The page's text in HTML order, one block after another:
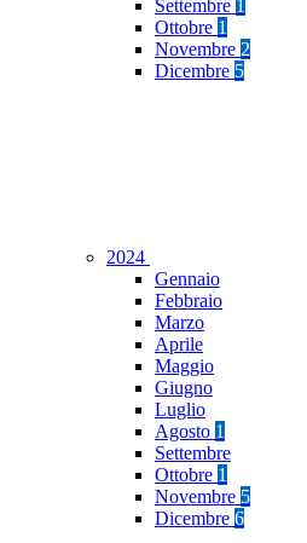
Settembre 1
Ottobre 1
Novembre 2
Dicembre 5
2024
Gennaio
Febbraio
Marzo
Aprile
Maggio
Giugno
Luglio
Agosto 1
Settembre
Ottobre 1
Novembre 5
Dicembre 6